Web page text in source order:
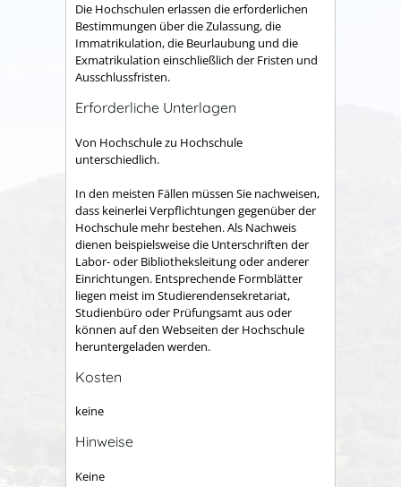
Die Hochschulen erlassen die erforderlichen
Bestimmungen über die Zulassung, die
Immatrikulation, die Beurlaubung und die
Exmatrikulation einschließlich der Fristen und
Ausschlussfristen.
Erforderliche Unterlagen
Von Hochschule zu Hochschule
unterschiedlich.
In den meisten Fällen müssen Sie nachweisen,
dass keinerlei Verpflichtungen gegenüber der
Hochschule mehr bestehen. Als Nachweis
dienen beispielsweise die Unterschriften der
Labor- oder Bibliotheksleitung oder anderer
Einrichtungen. Entsprechende Formblätter
liegen meist im Studierendensekretariat,
Studienbüro oder Prüfungsamt aus oder
können auf den Webseiten der Hochschule
heruntergeladen werden.
Kosten
keine
Hinweise
Keine